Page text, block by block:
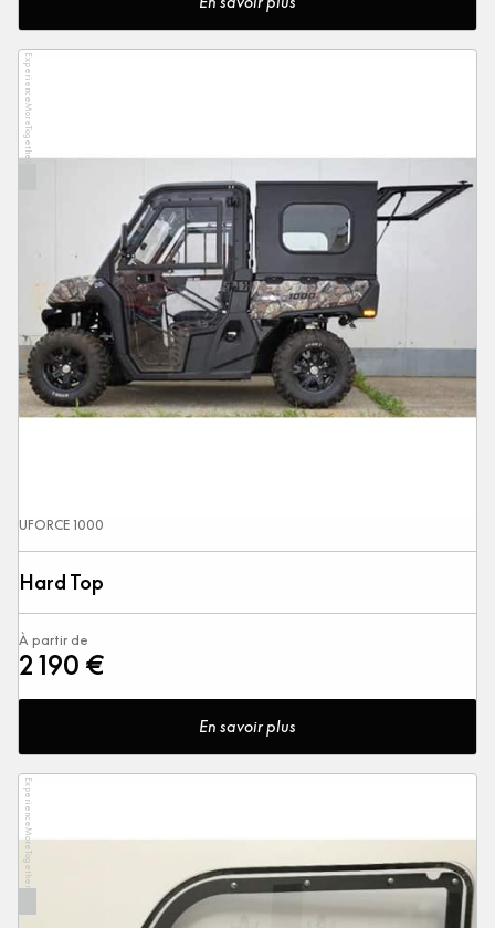
ExperienceMoreTogether
UFORCE 1000
Hard Top
À partir de
2 190 €
En savoir plus
ExperienceMoreTogether